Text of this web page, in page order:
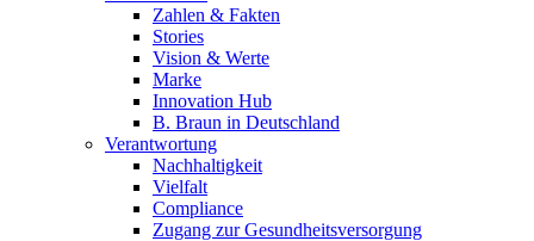
Zahlen & Fakten
Stories
Vision & Werte
Marke
Innovation Hub
B. Braun in Deutschland
Verantwortung
Nachhaltigkeit
Vielfalt
Compliance
Zugang zur Gesundheitsversorgung